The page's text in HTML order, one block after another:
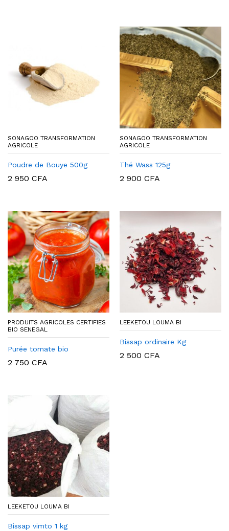
SONAGOO TRANSFORMATION
AGRICOLE
Poudre de Bouye 500g
2 950 CFA
SONAGOO TRANSFORMATION
AGRICOLE
Thé Wass 125g
2 900 CFA
PRODUITS AGRICOLES CERTIFIES
BIO SENEGAL
Purée tomate bio
2 750 CFA
LEEKETOU LOUMA BI
Bissap ordinaire Kg
2 500 CFA
LEEKETOU LOUMA BI
Bissap vimto 1 kg